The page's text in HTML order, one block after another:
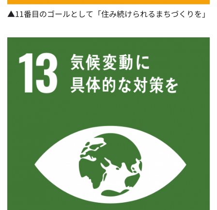
▲11番目のゴールとして「住み続けられるまちづくりを」